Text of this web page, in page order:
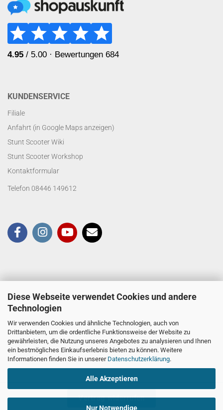
Diese Webseite verwendet Cookies und andere
Technologien
Wir verwenden Cookies und ähnliche Technologien, auch von
Drittanbietern, um die ordentliche Funktionsweise der Website zu
gewährleisten, die Nutzung unseres Angebotes zu analysieren und Ihnen
ein bestmögliches Einkaufserlebnis bieten zu können. Weitere
Informationen finden Sie in unserer Datenschutzerklärung.
Alle Akzeptieren
Nur Notwendige
KUNDENSERVICE
Filiale
Anfahrt (in Google Maps anzeigen)
Stunt Scooter Wiki
Stunt Scooter Workshop
Kontaktformular
Telefon 08446 149612
Vertrag widerrufen